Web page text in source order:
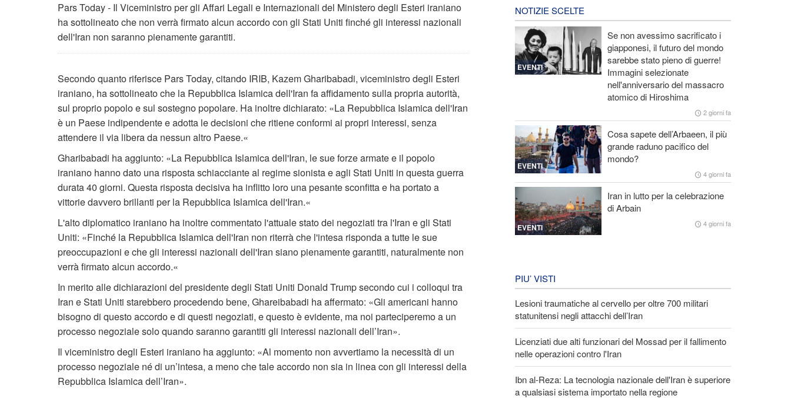
Pars Today - Il Viceministro per gli Affari Legali e Internazionali del Ministero degli Esteri iraniano
ha sottolineato che non verrà firmato alcun accordo con gli Stati Uniti finché gli interessi nazionali
dell'Iran non saranno pienamente garantiti.
Secondo quanto riferisce Pars Today, citando IRIB, Kazem Gharibabadi, viceministro degli Esteri
iraniano, ha sottolineato che la Repubblica Islamica dell'Iran fa affidamento sulla propria autorità,
sul proprio popolo e sul sostegno popolare. Ha inoltre dichiarato: «La Repubblica Islamica dell'Iran
è un Paese indipendente e adotta le decisioni che ritiene conformi ai propri interessi, senza
attendere il via libera da nessun altro Paese».
Gharibabadi ha aggiunto: «La Repubblica Islamica dell'Iran, le sue forze armate e il popolo
iraniano hanno dato una risposta schiacciante al regime sionista e agli Stati Uniti in questa guerra
durata 40 giorni. Questa risposta decisiva ha inflitto loro una pesante sconfitta e ha portato a
vittorie davvero brillanti per la Repubblica Islamica dell'Iran».
L'alto diplomatico iraniano ha inoltre commentato l'attuale stato dei negoziati tra l'Iran e gli Stati
Uniti: «Finché la Repubblica Islamica dell'Iran non riterrà che l'intesa risponda a tutte le sue
preoccupazioni e che gli interessi nazionali dell'Iran siano pienamente garantiti, naturalmente non
verrà firmato alcun accordo».
In merito alle dichiarazioni del presidente degli Stati Uniti Donald Trump secondo cui i colloqui tra
Iran e Stati Uniti starebbero procedendo bene, Ghareibabadi ha affermato: «Gli americani hanno
bisogno di questo accordo e di questi negoziati, e questo è evidente, ma noi parteciperemo a un
processo negoziale solo quando saranno garantiti gli interessi nazionali dell’Iran».
Il viceministro degli Esteri iraniano ha aggiunto: «Al momento non avvertiamo la necessità di un
processo negoziale né di un’intesa, a meno che tale accordo non sia in linea con gli interessi della
Repubblica Islamica dell’Iran».
NOTIZIE SCELTE
EVENTI
Se non avessimo sacrificato i
giapponesi, il futuro del mondo
sarebbe stato pieno di guerre!
Immagini selezionate
nell'anniversario del massacro
atomico di Hiroshima
2 giorni fa
EVENTI
Cosa sapete dell’Arbaeen, il più
grande raduno pacifico del
mondo?
4 giorni fa
EVENTI
Iran in lutto per la celebrazione
di Arbain
4 giorni fa
PIU’ VISTI
Lesioni traumatiche al cervello per oltre 700 militari
statunitensi negli attacchi dell’Iran
Licenziati due alti funzionari del Mossad per il fallimento
nelle operazioni contro l'Iran
Ibn al-Reza: La tecnologia nazionale dell'Iran è superiore
a qualsiasi sistema importato nella regione